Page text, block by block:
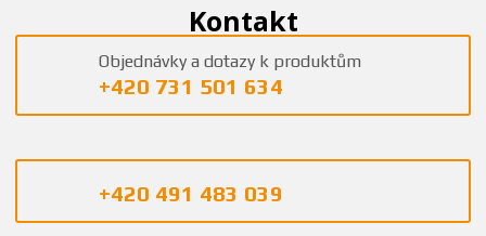
Kontakt
Objednávky a dotazy k produktům
+420 731 501 634
+420 491 483 039